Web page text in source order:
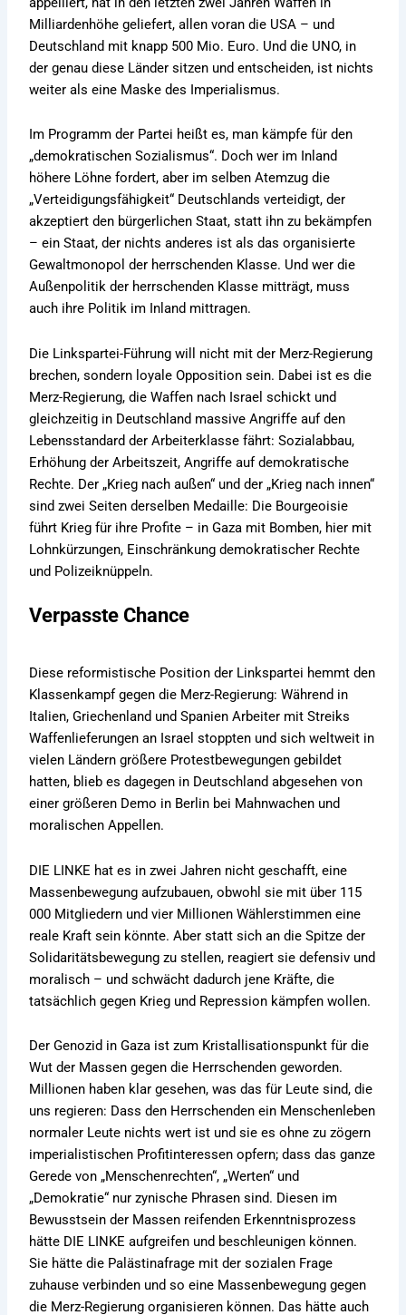
Milliardenhöhe geliefert, allen voran die USA – und
Deutschland mit knapp 500 Mio. Euro. Und die UNO, in
der genau diese Länder sitzen und entscheiden, ist nichts
weiter als eine Maske des Imperialismus.
Im Programm der Partei heißt es, man kämpfe für den
„demokratischen Sozialismus“. Doch wer im Inland
höhere Löhne fordert, aber im selben Atemzug die
„Verteidigungsfähigkeit“ Deutschlands verteidigt, der
akzeptiert den bürgerlichen Staat, statt ihn zu bekämpfen
– ein Staat, der nichts anderes ist als das organisierte
Gewaltmonopol der herrschenden Klasse. Und wer die
Außenpolitik der herrschenden Klasse mitträgt, muss
auch ihre Politik im Inland mittragen.
Die Linkspartei-Führung will nicht mit der Merz-Regierung
brechen, sondern loyale Opposition sein. Dabei ist es die
Merz-Regierung, die Waffen nach Israel schickt und
gleichzeitig in Deutschland massive Angriffe auf den
Lebensstandard der Arbeiterklasse fährt: Sozialabbau,
Erhöhung der Arbeitszeit, Angriffe auf demokratische
Rechte. Der „Krieg nach außen“ und der „Krieg nach innen“
sind zwei Seiten derselben Medaille: Die Bourgeoisie
führt Krieg für ihre Profite – in Gaza mit Bomben, hier mit
Lohnkürzungen, Einschränkung demokratischer Rechte
und Polizeiknüppeln.
Verpasste Chance
Diese reformistische Position der Linkspartei hemmt den
Klassenkampf gegen die Merz-Regierung: Während in
Italien, Griechenland und Spanien Arbeiter mit Streiks
Waffenlieferungen an Israel stoppten und sich weltweit in
vielen Ländern größere Protestbewegungen gebildet
hatten, blieb es dagegen in Deutschland abgesehen von
einer größeren Demo in Berlin bei Mahnwachen und
moralischen Appellen.
DIE LINKE hat es in zwei Jahren nicht geschafft, eine
Massenbewegung aufzubauen, obwohl sie mit über 115
000 Mitgliedern und vier Millionen Wählerstimmen eine
reale Kraft sein könnte. Aber statt sich an die Spitze der
Solidaritätsbewegung zu stellen, reagiert sie defensiv und
moralisch – und schwächt dadurch jene Kräfte, die
tatsächlich gegen Krieg und Repression kämpfen wollen.
Der Genozid in Gaza ist zum Kristallisationspunkt für die
Wut der Massen gegen die Herrschenden geworden.
Millionen haben klar gesehen, was das für Leute sind, die
uns regieren: Dass den Herrschenden ein Menschenleben
normaler Leute nichts wert ist und sie es ohne zu zögern
imperialistischen Profitinteressen opfern; dass das ganze
Gerede von „Menschenrechten“, „Werten“ und
„Demokratie“ nur zynische Phrasen sind. Diesen im
Bewusstsein der Massen reifenden Erkenntnisprozess
hätte DIE LINKE aufgreifen und beschleunigen können.
Sie hätte die Palästinafrage mit der sozialen Frage
zuhause verbinden und so eine Massenbewegung gegen
die Merz-Regierung organisieren können. Das hätte auch